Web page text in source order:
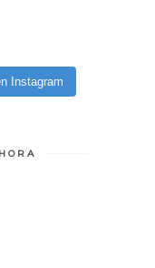
Instagram